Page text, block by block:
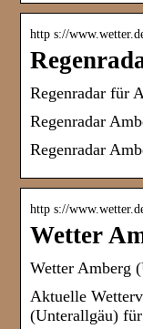
http s://
Regenradar für
Regenradar
Regenradar
http s://
Wetter
Wetter Amberg
Aktuelle
(Unterallgäu)